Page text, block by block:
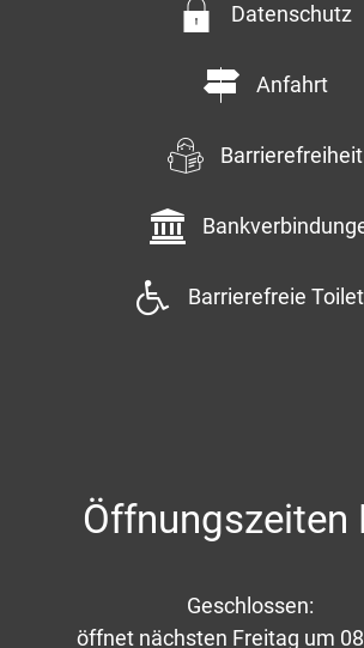
Datenschutz
Anfahrt
Barrierefreiheit
Barrierefreie
Öffnungszeiten
Klicken, um weitere Öffnungs- oder
Geschlossen:
öffnet nächsten Freitag um